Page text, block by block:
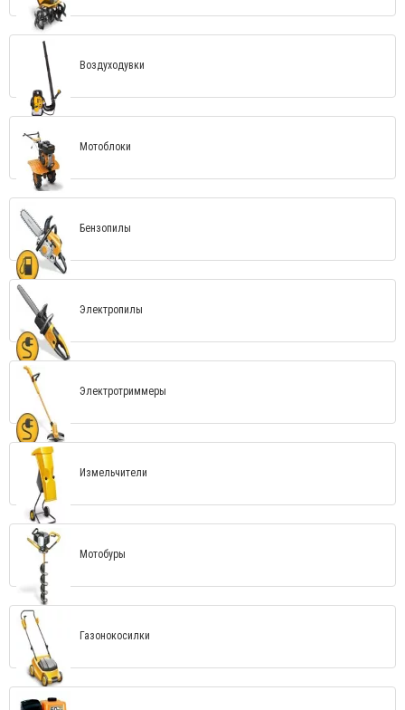
Воздуходувки
Мотоблоки
Бензопилы
Электропилы
Электротриммеры
Измельчители
Мотобуры
Газонокосилки